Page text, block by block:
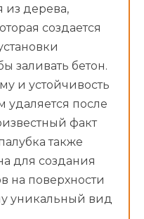
из дерева,
создается
заливать бетон.
и устойчивость
удаляется после
факт
также
для создания
на поверхности
уникальный вид